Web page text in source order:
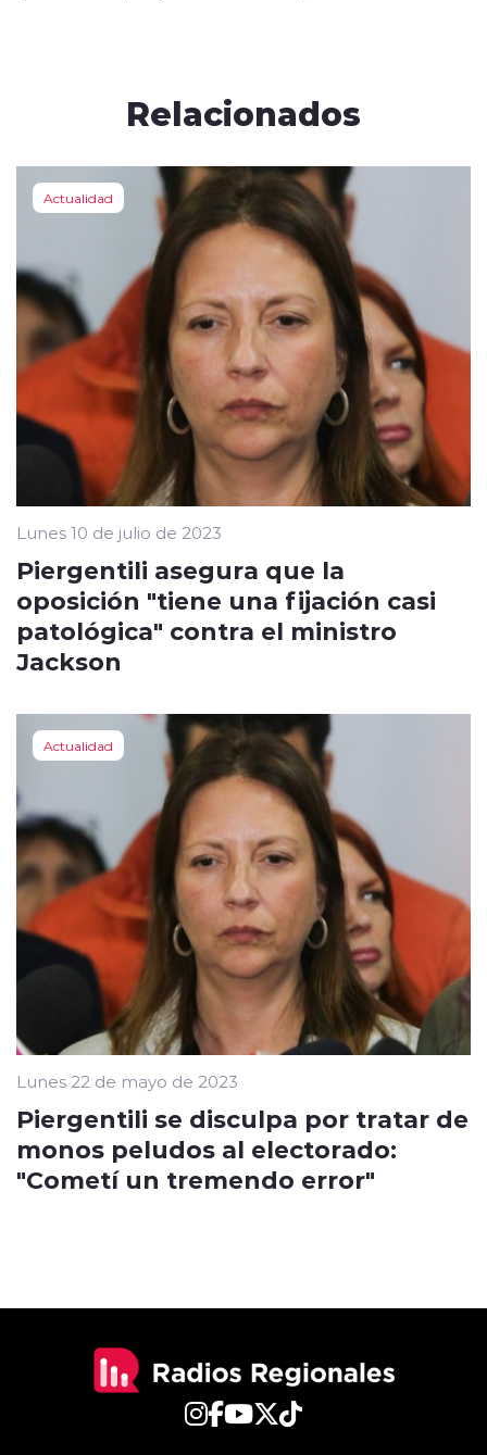
Relacionados
Actualidad
Lunes 10 de julio de 2023
Piergentili asegura que la
oposición "tiene una fijación casi
patológica" contra el ministro
Jackson
Actualidad
Lunes 22 de mayo de 2023
Piergentili se disculpa por tratar de
monos peludos al electorado:
"Cometí un tremendo error"